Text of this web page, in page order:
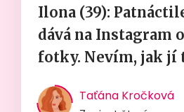
Ilona (39):
dává na Instagram
fotky. Nevím, jak jí
Taťána Kročková